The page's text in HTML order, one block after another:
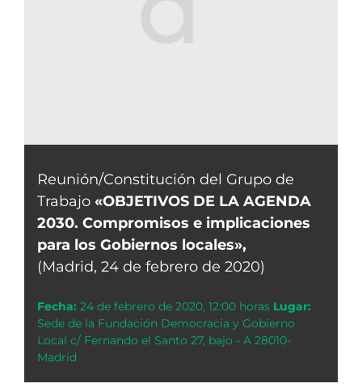
Reunión/Constitución del Grupo de
Trabajo «OBJETIVOS DE LA AGENDA
2030. Compromisos e implicaciones
para los Gobiernos locales»,
(Madrid, 24 de febrero de 2020)
Fecha: 24 de febrero de 2020, 12:00 horas Lugar:
Sede de la Fundación Democracia y Gobierno
Local c/ Fernando el Santo 27, bajo - A 28010-
Madrid